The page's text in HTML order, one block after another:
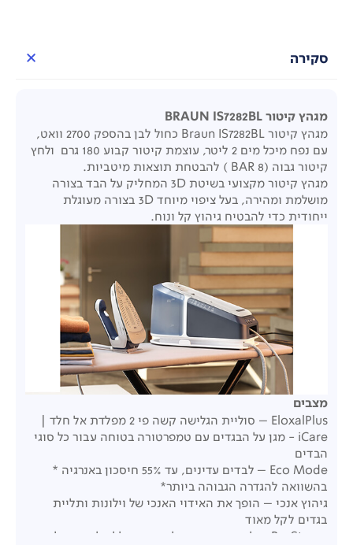
סקירה
מגהץ קיטור BRAUN IS7282BL
מגהץ קיטור Braun IS7282BL כחול לבן בהספק 2700 וואט,
עם נפח מיכל מים 2 ליטר, עוצמת קיטור קבוע 180 גרם ולחץ
קיטור גבוה (BAR 8 ) להבטחת תוצאות מיטביות.
מגהץ קיטור מקצועי בשיטת 3D המחליק על הבד בצורה
מושלמת ומהירה, בעל ציפוי מיוחד 3D בצורה מעוגלת
ייחודית כדי להבטיח גיהוץ קל ונוח.
מצבים
EloxalPlus – סוליית הגלישה קשה פי 2 מפלדת אל חלד |
iCare - מגן על הבגדים עם טמפרטורה בטוחה עבור כל סוגי
הבדים
Eco Mode – לבדים עדינים, עד 55% חיסכון באנרגיה *
בהשוואה להגדרה הגבוהה ביותר*
גיהוץ אנכי – הופך את האידוי האנכי של וילונות ותליית
בגדים לקל מאוד
ProSteam – לשימוש באדים לאורך זמן ללא לחיצה על